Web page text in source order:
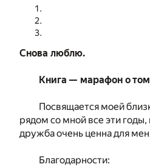
Снова люблю.
Книга — марафон о
Посвящается моей
рядом со мной все эти
дружба очень ценна для
Благодарности: